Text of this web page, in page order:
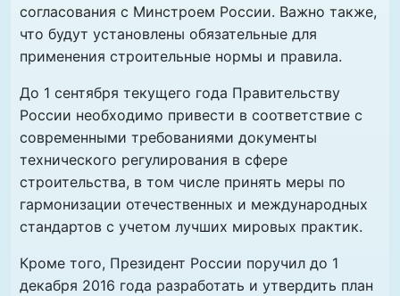
согласования с Минстроем России. Важно также,
что будут установлены обязательные для
применения строительные нормы и правила.
До 1 сентября текущего года Правительству
России необходимо привести в соответствие с
современными требованиями документы
технического регулирования в сфере
строительства, в том числе принять меры по
гармонизации отечественных и международных
стандартов с учетом лучших мировых практик.
Кроме того, Президент России поручил до 1
декабря 2016 года разработать и утвердить план